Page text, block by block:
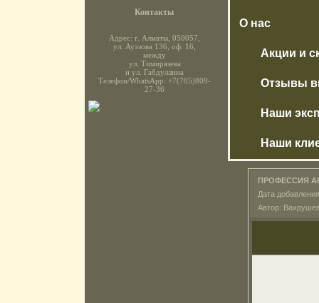
Контакты
Адрес: г. Алматы, 050057,
ул. Ауэзова 136, оф. 16,
между
ул. Тимирязева
и ул. Габдуллина
Телефон/WhatsApp: +7(705)809-
27-36
О нас
Акции и
Отзывы
Наши
Наши
ПРОФЕССИЯ
Дата
Автор: